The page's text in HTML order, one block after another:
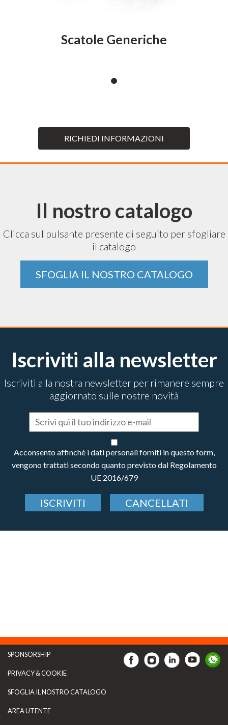
Scatole Generiche
RICHIEDI INFORMAZIONI
Il nostro catalogo
Clicca sul pulsante presente di seguito per sfogliare
il catalogo
SFOGLIA IL NOSTRO CATALOGO
Iscriviti alla newsletter
Iscriviti alla nostra newsletter per rimanere sempre
aggiornato sulle nostre novità
Acconsento affinchè i dati personali forniti in questo form,
vengono trattati secondo quanto previsto dal Regolamento
UE 2016/679
ISCRIVITI CANCELLATI
SPONSORSHIP
PRIVACY & COOKIE
SFOGLIA IL NOSTRO CATALOGO
AREA UTENTE